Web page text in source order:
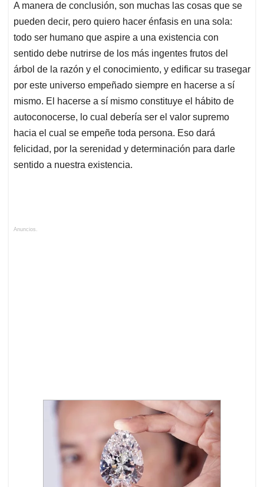
A manera de conclusión, son muchas las cosas que se
pueden decir, pero quiero hacer énfasis en una sola:
todo ser humano que aspire a una existencia con
sentido debe nutrirse de los más ingentes frutos del
árbol de la razón y el conocimiento, y edificar su trasegar
por este universo empeñado siempre en hacerse a sí
mismo. El hacerse a sí mismo constituye el hábito de
autoconocerse, lo cual debería ser el valor supremo
hacia el cual se empeñe toda persona. Eso dará
felicidad, por la serenidad y determinación para darle
sentido a nuestra existencia.
Anuncios.